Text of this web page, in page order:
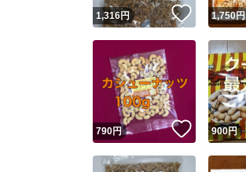
1,316円 いいね！
1,750円
790円 いいね！
900円